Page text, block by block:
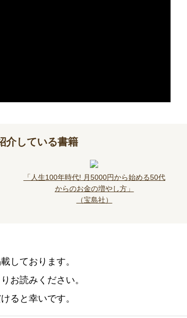
介している書籍
「人生100年時代! 月5000円から始める50代
からのお金の増やし方」
（宝島社）
しております。
お読みください。
ると幸いです。